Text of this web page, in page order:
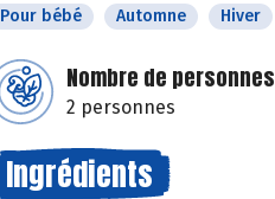
Pour bébé Automne Hiver
Nombre de personnes
2 personnes
Ingrédients